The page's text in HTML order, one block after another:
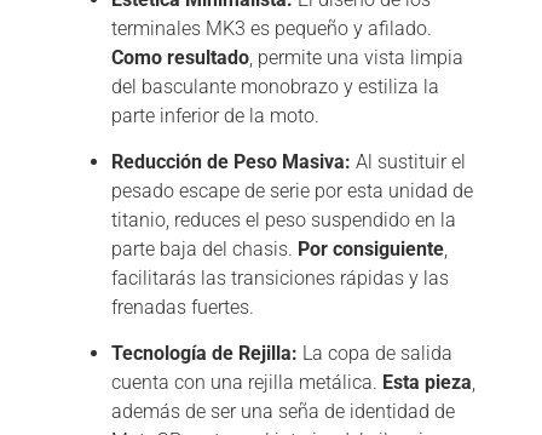
terminales MK3 es pequeño y afilado.
Como resultado permite una vista limpia
del basculante monobrazo y estiliza la
parte inferior de la moto.
Reducción de Peso Masiva: Al sustituir el
pesado escape de serie por esta unidad de
titanio, reduces el peso suspendido en la
parte baja del chasis. Por consiguiente,
facilitarás las transiciones rápidas y las
frenadas fuertes.
Tecnología de Rejilla: La copa de salida
cuenta con una rejilla metálica. Esta pieza,
además de ser una seña de identidad de